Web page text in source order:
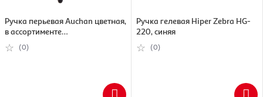
Ручка перьевая Auchan цветная,
в ассортименте
(3245676609028)
(0)
Ручка гелевая Hiper Zebra HG-
220, синяя
(0)